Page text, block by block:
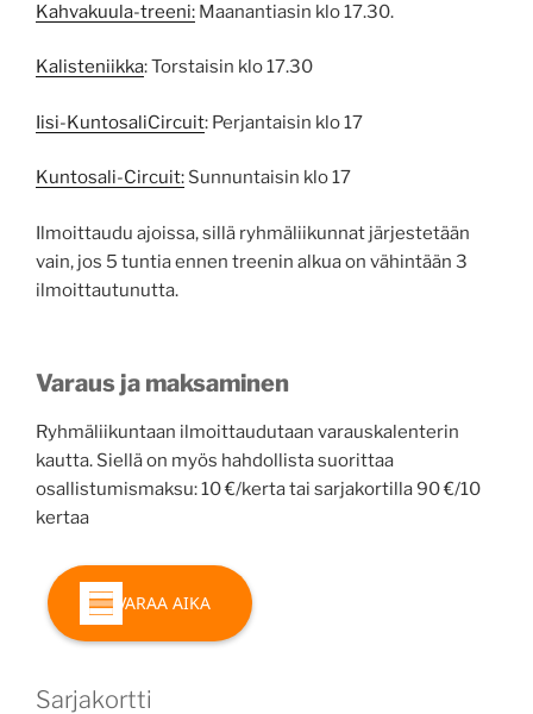
Kahvakuula-treeni: Maanantiasin klo 17.30.
Kalisteniikka: Torstaisin klo 17.30
Iisi-KuntosaliCircuit: Perjantaisin klo 17
Kuntosali-Circuit: Sunnuntaisin klo 17
Ilmoittaudu ajoissa, sillä ryhmäliikunnat järjestetään
vain, jos 5 tuntia ennen treenin alkua on vähintään 3
ilmoittautunutta.
Varaus ja maksaminen
Ryhmäliikuntaan ilmoittaudutaan varauskalenterin
kautta. Siellä on myös hahdollista suorittaa
osallistumismaksu: 10 €/kerta tai sarjakortilla 90 €/10
kertaa
VARAA AIKA
Sarjakortti